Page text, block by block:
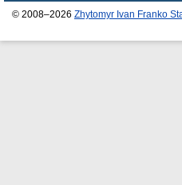
© 2008–2026 Zhytomyr Ivan Franko